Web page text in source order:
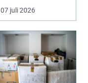
elbilsägare vill
ladda hemma på ett
säk...
07 juli 2026